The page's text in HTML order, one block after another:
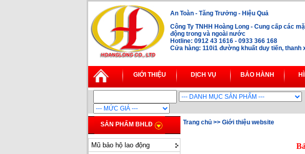
An Toàn - Tăng Trưởng - Hiệu Quả
Công Ty TNHH Hoàng Long - Cung cấp các
động trong và ngoài nước
Hotline: 0912 43 1616 - 0933 366 168
Cửa hàng: 110i1 đường khuất duy tiến, thanh
GIỚI THIỆU DỊCH VỤ BẢO HÀNH
SẢN PHẨM BHLĐ
Mũ bảo hộ lao động
Trang chủ >> Giới thiệu website